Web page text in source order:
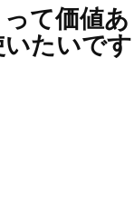
て価値あ
たいです